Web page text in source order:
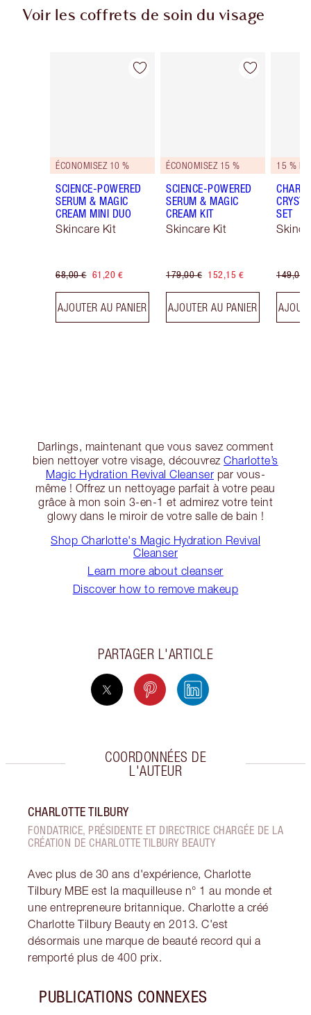
Voir les coffrets de soin du visage
Article 1 sur 48
ÉCONOMISEZ 10 %
SCIENCE-POWERED
SERUM & MAGIC
CREAM MINI DUO
Skincare Kit
68,00 € 61,20 €
AJOUTER AU PANIER
Article 2 sur 48
ÉCONOMISEZ 15 %
SCIENCE-POWERED
SERUM & MAGIC
CREAM KIT
Skincare Kit
179,00 € 152,15 €
AJOUTER AU PANIER
15 %
SET
149,00
Darlings, maintenant que vous savez comment
bien nettoyer votre visage, découvrezCharlotte’s
Magic Hydration Revival Cleanser par vous-
même ! Offrez un nettoyage parfait à votre peau
grâce à mon soin 3-en-1 et admirez votre teint
glowy dans le miroir de votre salle de bain !
Shop Charlotte's Magic Hydration Revival
Cleanser
Learn more about cleanser
Discover how to remove makeup
PARTAGER L'ARTICLE
COORDONNÉES DE
L'AUTEUR
CHARLOTTE TILBURY
FONDATRICE, PRÉSIDENTE ET DIRECTRICE CHARGÉE DE LA
CRÉATION DE CHARLOTTE TILBURY BEAUTY
Avec plus de 30 ans d'expérience, Charlotte
Tilbury MBE est la maquilleuse n° 1 au monde et
une entrepreneure britannique. Charlotte a créé
Charlotte Tilbury Beauty en 2013. C'est
désormais une marque de beauté record qui a
remporté plus de 400 prix.
PUBLICATIONS CONNEXES